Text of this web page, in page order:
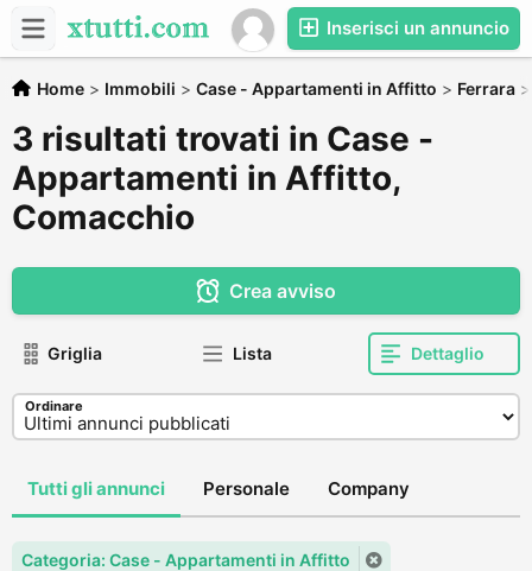
Inserisci un annuncio
Home > Immobili > Case - Appartamenti in Affitto > Ferrara
3 risultati trovati in Case -
Appartamenti in Affitto,
Comacchio
Crea avviso
Griglia Lista Dettaglio
Ordinare
Tutti gli annunci Personale Company
Categoria: Case - Appartamenti in Affitto